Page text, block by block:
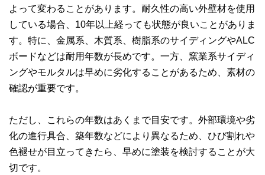
よって変わることがあります。耐久性の高い外壁材を使用
している場合、10年以上経っても状態が良いことがありま
す。特に、金属系、木質系、樹脂系のサイディングやALC
ボードなどは耐用年数が長めです。一方、窯業系サイディ
ングやモルタルは早めに劣化することがあるため、素材の
確認が重要です。
ただし、これらの年数はあくまで目安です。外部環境や劣
化の進行具合、築年数などにより異なるため、ひび割れや
色褪せが目立ってきたら、早めに塗装を検討することが大
切です。